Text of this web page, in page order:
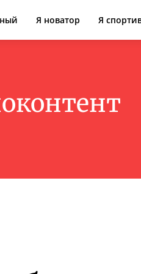
Я новатор Я